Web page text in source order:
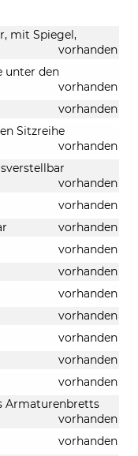
mit Spiegel,
vorhanden
unter den
vorhanden
vorhanden
Sitzreihe
vorhanden
vorhanden
vorhanden
vorhanden
vorhanden
vorhanden
vorhanden
vorhanden
vorhanden
vorhanden
vorhanden
Armaturenbretts
vorhanden
vorhanden